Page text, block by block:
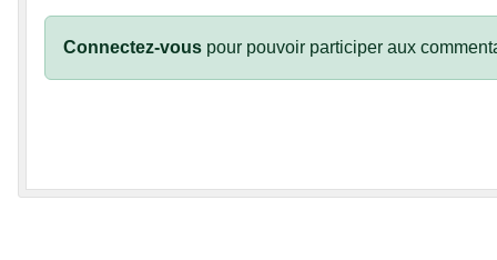
Connectez-vous pour pouvoir participer aux